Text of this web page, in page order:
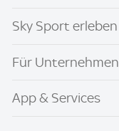
Sky Sport erleben
Für Unternehmen
App & Services